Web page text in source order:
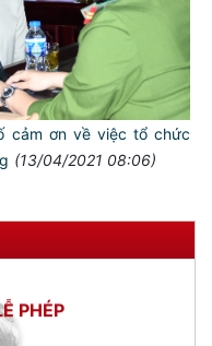
cảm ơn về việc tổ chức
(13/04/2021 08:06)
CHÍNH
ĐỠ
THÀNH
PHÉP
KHÉO